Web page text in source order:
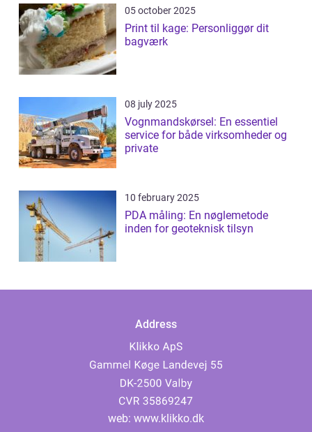
05 october 2025
Print til kage: Personliggør dit
bagværk
08 july 2025
Vognmandskørsel: En essentiel
service for både virksomheder og
private
10 february 2025
PDA måling: En nøglemetode
inden for geoteknisk tilsyn
Address
web: www.klikko.dk